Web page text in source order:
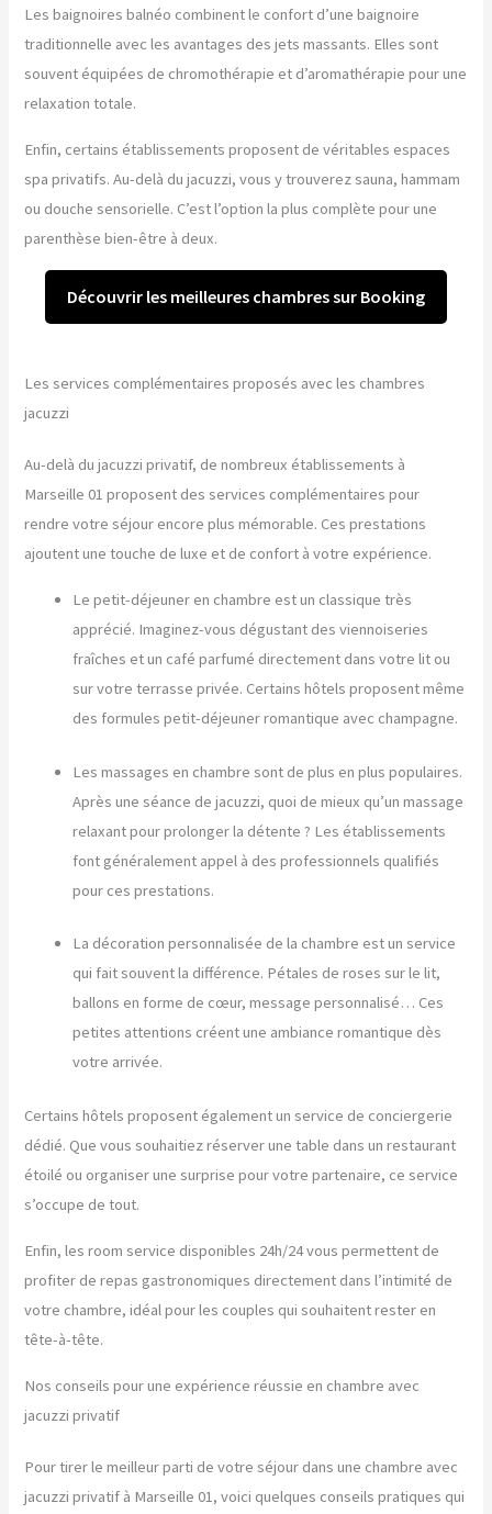
Les baignoires balnéo combinent le confort d’une baignoire
traditionnelle avec les avantages des jets massants. Elles sont
souvent équipées de chromothérapie et d’aromathérapie pour une
relaxation totale.
Enfin, certains établissements proposent de véritables espaces
spa privatifs. Au-delà du jacuzzi, vous y trouverez sauna, hammam
ou douche sensorielle. C’est l’option la plus complète pour une
parenthèse bien-être à deux.
Découvrir les meilleures chambres sur Booking
Les services complémentaires proposés avec les chambres
jacuzzi
Au-delà du jacuzzi privatif, de nombreux établissements à
Marseille 01 proposent des services complémentaires pour
rendre votre séjour encore plus mémorable. Ces prestations
ajoutent une touche de luxe et de confort à votre expérience.
Le petit-déjeuner en chambre est un classique très
apprécié. Imaginez-vous dégustant des viennoiseries
fraîches et un café parfumé directement dans votre lit ou
sur votre terrasse privée. Certains hôtels proposent même
des formules petit-déjeuner romantique avec champagne.
Les massages en chambre sont de plus en plus populaires.
Après une séance de jacuzzi, quoi de mieux qu’un massage
relaxant pour prolonger la détente ? Les établissements
font généralement appel à des professionnels qualifiés
pour ces prestations.
La décoration personnalisée de la chambre est un service
qui fait souvent la différence. Pétales de roses sur le lit,
ballons en forme de cœur, message personnalisé… Ces
petites attentions créent une ambiance romantique dès
votre arrivée.
Certains hôtels proposent également un service de conciergerie
dédié. Que vous souhaitiez réserver une table dans un restaurant
étoilé ou organiser une surprise pour votre partenaire, ce service
s’occupe de tout.
Enfin, les room service disponibles 24h/24 vous permettent de
profiter de repas gastronomiques directement dans l’intimité de
votre chambre, idéal pour les couples qui souhaitent rester en
tête-à-tête.
Nos conseils pour une expérience réussie en chambre avec
jacuzzi privatif
Pour tirer le meilleur parti de votre séjour dans une chambre avec
jacuzzi privatif à Marseille 01, voici quelques conseils pratiques qui